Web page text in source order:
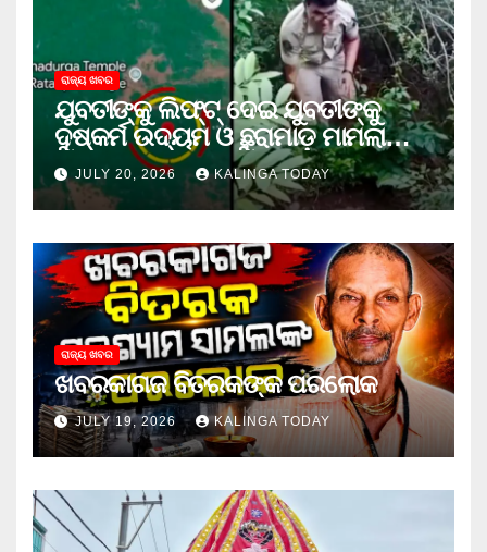
ରାଜ୍ୟ ଖବର
ଯୁବତୀଙ୍କୁ ଲିଫ୍‌ଟ୍‌ ଦେଇ ଯୁବତୀଙ୍କୁ
ଦୁଷ୍କର୍ମ ଉଦ୍ୟମ ଓ ଛୁରାମାଡ଼ ମାମଲାରେ
ଜେଲ ଗଲା ଅଭିଯୁକ୍ତ
JULY 20, 2026 KALINGA TODAY
ରାଜ୍ୟ ଖବର
ଖବରକାଗଜ ବିତରକଙ୍କ ପରଲୋକ
JULY 19, 2026 KALINGA TODAY